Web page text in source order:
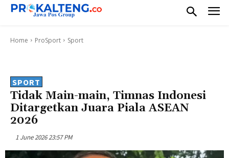
Home ProSport Sport
SPORT
Tidak Main-main, Timnas Indonesi
Ditargetkan Juara Piala ASEAN
2026
1 June 2026 23:57 PM